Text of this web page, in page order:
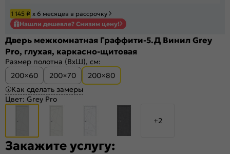
1 145 ₽ х 6 месяцев в рассрочку
Нашли дешевле? Снизим цену!
Дверь межкомнатная Граффити-5.Д Винил Grey
Pro, глухая, каркасно-щитовая
Размер полотна (ВхШ), см:
200×60
200×70
200×80
Как сделать замеры
Цвет: Grey Pro
+2
Закажите услугу: